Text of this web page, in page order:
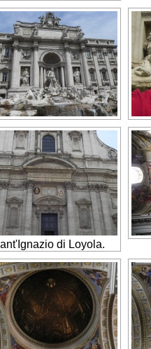
di Loyola.